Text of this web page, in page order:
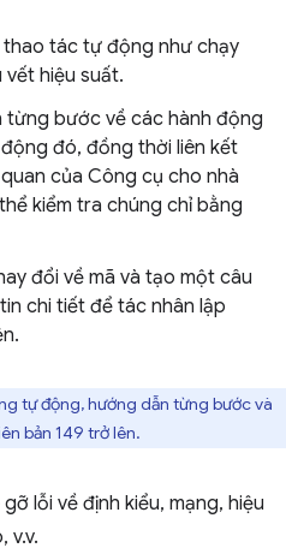
tác tự động như chạy
vết hiệu suất.
bước về các hành động
đó, đồng thời liên kết
của Công cụ cho nhà
kiểm tra chúng chỉ bằng
đổi về mã và tạo một câu
chi tiết để tác nhân lập
tự động, hướng dẫn từng bước và
bản 149 trở lên.
lỗi về định kiểu, mạng, hiệu
v.v.